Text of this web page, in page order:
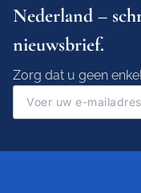
Nederland –
nieuwsbrief.
Zorg dat u geen